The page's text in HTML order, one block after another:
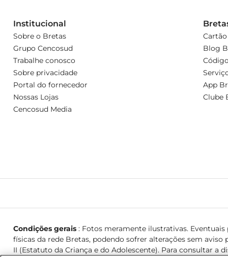
Institucional
Sobre o Bretas
Grupo Cencosud
Trabalhe conosco
Sobre privacidade
Portal do fornecedor
Nossas Lojas
Cencosud Media
Blog
App
Clube
Condições gerais: Fotos meramente ilustrativas. Eventuais
físicas da rede Bretas, podendo sofrer alterações sem aviso
II (Estatuto da Criança e do Adolescente). Para consultar a